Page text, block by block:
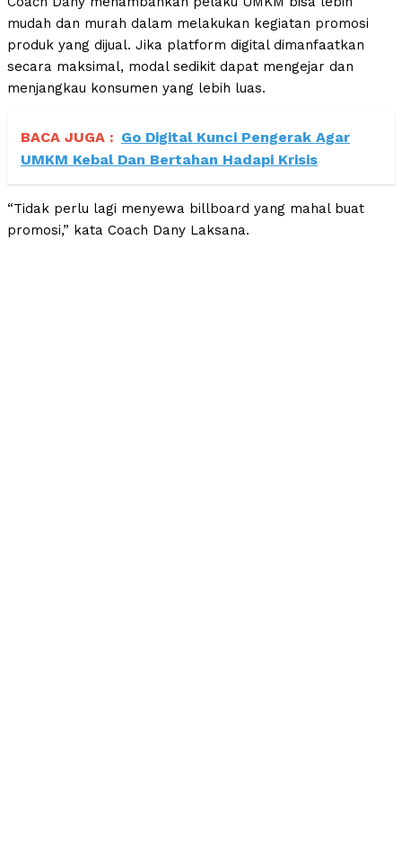
mudah dan murah dalam melakukan kegiatan promosi
produk yang dijual. Jika platform digital dimanfaatkan
secara maksimal, modal sedikit dapat mengejar dan
menjangkau konsumen yang lebih luas.
BACA JUGA : Go Digital Kunci Pengerak Agar
UMKM Kebal Dan Bertahan Hadapi Krisis
“Tidak perlu lagi menyewa billboard yang mahal buat
promosi,” kata Coach Dany Laksana.